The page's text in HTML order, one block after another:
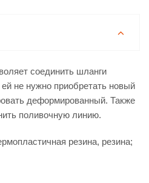
соединить шланги
не нужно приобретать новый
деформированный. Также
поливочную линию.
резина, резина;